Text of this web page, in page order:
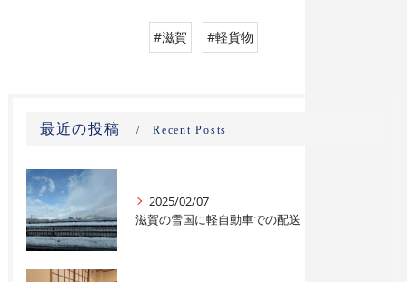
#滋賀 #軽貨物
最近の投稿 Recent Posts
2025/02/07
滋賀の雪国に軽自動車での配送